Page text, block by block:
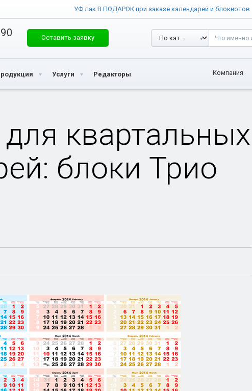
УФ лак В ПОДАРОК при заказе календарей и блокнотов
Оставить заявку
Услуги Редакторы Компания
квартальных
блоки Трио